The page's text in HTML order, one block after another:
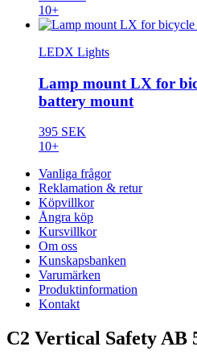
10+
LEDX Lights
Lamp mount LX for
battery mount
395 SEK
10+
Vanliga frågor
Reklamation & retur
Köpvillkor
Ångra köp
Kursvillkor
Om oss
Kunskapsbanken
Varumärken
Produktinformation
Kontakt
C2 Vertical Safety AB